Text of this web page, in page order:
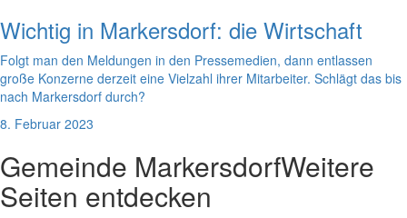
Wichtig in Markersdorf: die Wirtschaft
Folgt man den Meldungen in den Pressemedien, dann entlassen
große Konzerne derzeit eine Vielzahl ihrer Mitarbeiter. Schlägt das bis
nach Markersdorf durch?
8. Februar 2023
Gemeinde MarkersdorfWeitere
Seiten entdecken